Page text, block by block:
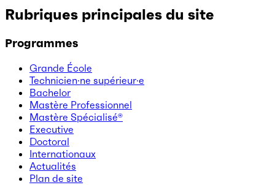
Rubriques principales du site
Programmes
Grande École
Technicien·ne supérieur·e
Bachelor
Mastère Professionnel
Mastère Spécialisé®
Executive
Doctoral
Internationaux
Actualités
Plan de site